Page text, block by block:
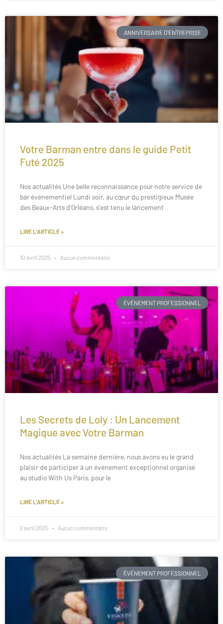
ANNIVERSAIRE D'ENTREPRISE
Votre Barman entre dans le guide Petit
Futé 2025
Nos actualités Une belle reconnaissance pour notre service de
bar événementiel Lundi soir, au cœur du prestigieux Musée
des Beaux-Arts d’Orléans, s’est tenu le lancement
LIRE L'ARTICLE »
10 avril 2025 Aucun commentaire
ÉVÉNEMENT PROFESSIONNEL
Les Secrets de Loly : Un Lancement
Magique avec Votre Barman
Nos actualités La semaine dernière, nous avons eu le grand
plaisir de participer à un événement exceptionnel organisé
au studio With Us Paris, pour le
LIRE L'ARTICLE »
2 avril 2025 Aucun commentaire
ÉVÉNEMENT PROFESSIONNEL